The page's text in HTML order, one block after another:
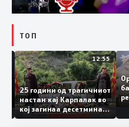
ТОП
12:55
25 години од трагичниот
настан кај Карпалак во
кој загинаа десетмина
македонски бранители